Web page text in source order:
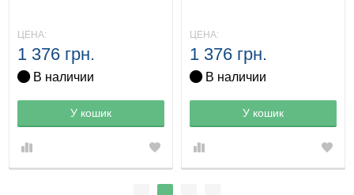
Товар в корзине
ЦЕНА:
1 376 грн.
В наличии
У кошик Товар в корзине
ЦЕНА:
1 376 грн.
В наличии
У кошик